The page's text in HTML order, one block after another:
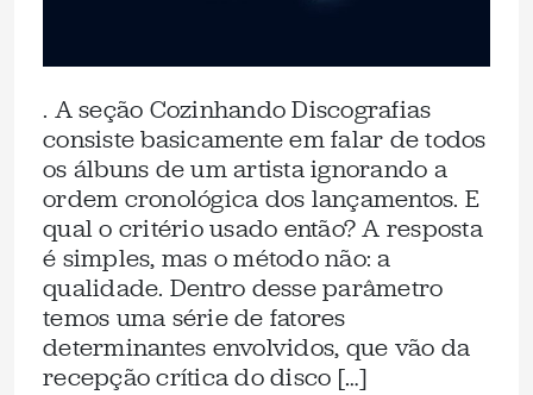
. A seção Cozinhando Discografias
consiste basicamente em falar de todos
os álbuns de um artista ignorando a
ordem cronológica dos lançamentos. E
qual o critério usado então? A resposta
é simples, mas o método não: a
qualidade. Dentro desse parâmetro
temos uma série de fatores
determinantes envolvidos, que vão da
recepção crítica do disco […]